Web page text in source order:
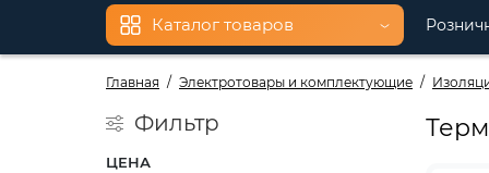
Каталог товаров
Главная Электротовары и комплектующие
Фильтр
ЦЕНА